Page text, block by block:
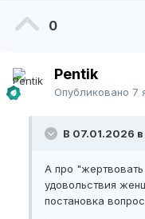
0
Pentik
Опубликовано 7
В 07.01.2026
А про
удовольствия
постановка